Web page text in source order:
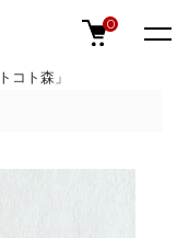
コト森」
0